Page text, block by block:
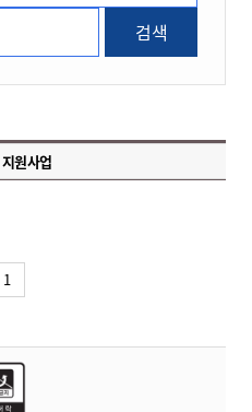
검색
지원사업
1